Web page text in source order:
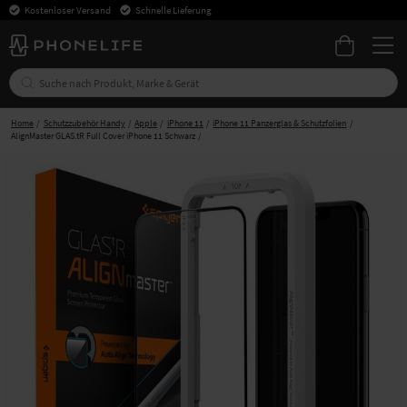
Kostenloser Versand Schnelle Lieferung
Home Schutzzubehör Handy Apple iPhone 11
iPhone 11 Panzerglas & Schutzfolien
AlignMaster GLAS.tR Full Cover iPhone 11 Schwarz